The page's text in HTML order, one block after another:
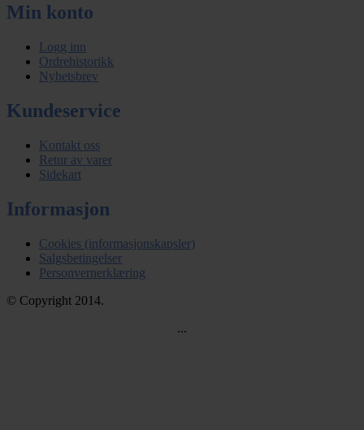
Min konto
Logg inn
Ordrehistorikk
Nyhetsbrev
Kundeservice
Kontakt oss
Retur av varer
Sidekart
Informasjon
Cookies (informasjonskapsler)
Salgsbetingelser
Personvernerklæring
© Copyright 2014.
...